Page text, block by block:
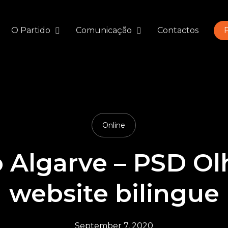
O Partido Comunicação Contactos
Online
Algarve – PSD
website bilingue
September 7, 2020